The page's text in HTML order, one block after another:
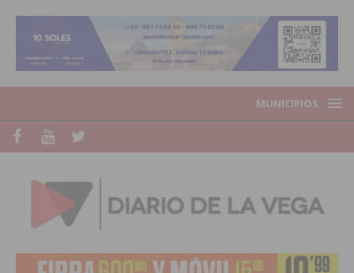
MUNICIPIOS